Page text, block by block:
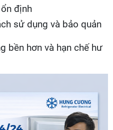
định
sử dụng và bảo quản
bền hơn và hạn chế hư